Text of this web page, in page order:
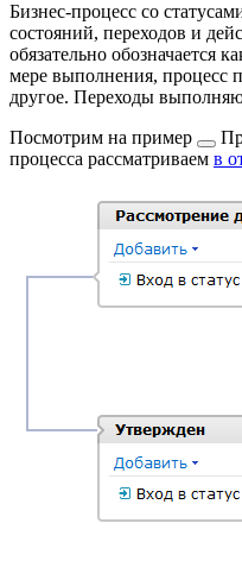
Бизнес-процесс со
состояний, переходов и
обязательно обозначается
мере выполнения, процесс
другое. Переходы
Посмотрим на пример
процесса рассматриваем в